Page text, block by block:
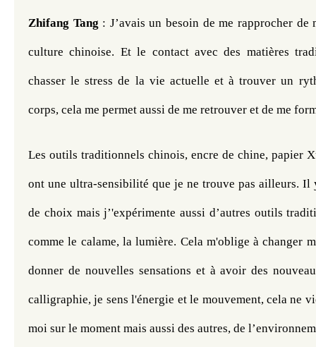
Zhifang Tang : J’avais un besoin de me rapprocher de
culture chinoise. Et le contact avec des matières
chasser le stress de la vie actuelle et à trouver un
corps, cela me permet aussi de me retrouver et de me
Les outils traditionnels chinois, encre de chine, papier
ont une ultra-sensibilité que je ne trouve pas ailleurs. Il
de choix mais j’'expérimente aussi d’autres outils
comme le calame, la lumière. Cela m'oblige à changer
donner de nouvelles sensations et à avoir des
calligraphie, je sens l'énergie et le mouvement, cela ne
moi sur le moment mais aussi des autres, de